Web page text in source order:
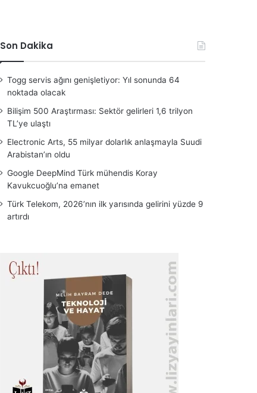
Son Dakika
Togg servis ağını genişletiyor: Yıl sonunda 64
noktada olacak
Bilişim 500 Araştırması: Sektör gelirleri 1,6 trilyon
TL’ye ulaştı
Electronic Arts, 55 milyar dolarlık anlaşmayla Suudi
Arabistan’ın oldu
Google DeepMind Türk mühendis Koray
Kavukcuoğlu’na emanet
Türk Telekom, 2026’nın ilk yarısında gelirini yüzde 9
artırdı